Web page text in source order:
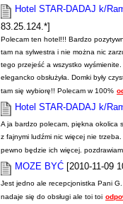
Hotel STAR-DADAJ k/
83.25.124.*]
Polecam ten hotel!!! Bardzo
tam na sylwestra i nie można nic
tego przejeść a wszystko wyśmienite.
elegancko obsłużyła. Domki były
tam się wybiorę!! Polecam w 100%
Hotel STAR-DADAJ k/
A ja bardzo polecam, piękna okolica
z fajnymi ludźmi nic więcej nie
pewno będzie ich więcej.
MOZE BYĆ [2010-11-09
Jest jedno ale recepcjonistka Pani
nadaje się do obsługi ale toi toi